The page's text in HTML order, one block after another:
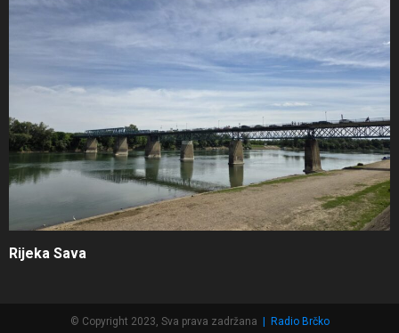
Rijeka Sava
© Copyright 2023, Sva prava zadržana Radio Brčko